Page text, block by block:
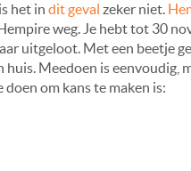
het in dit geval zeker niet.
weg. Je hebt tot 30
uitgeloot. Met een beetje
Meedoen is eenvoudig,
om kans te maken is: